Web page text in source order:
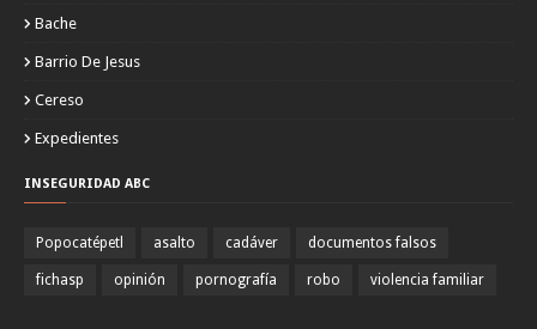
Bache
Barrio De Jesus
Cereso
Expedientes
INSEGURIDAD ABC
Popocatépetl asalto cadáver documentos falsos
fichasp opinión pornografía robo violencia familiar